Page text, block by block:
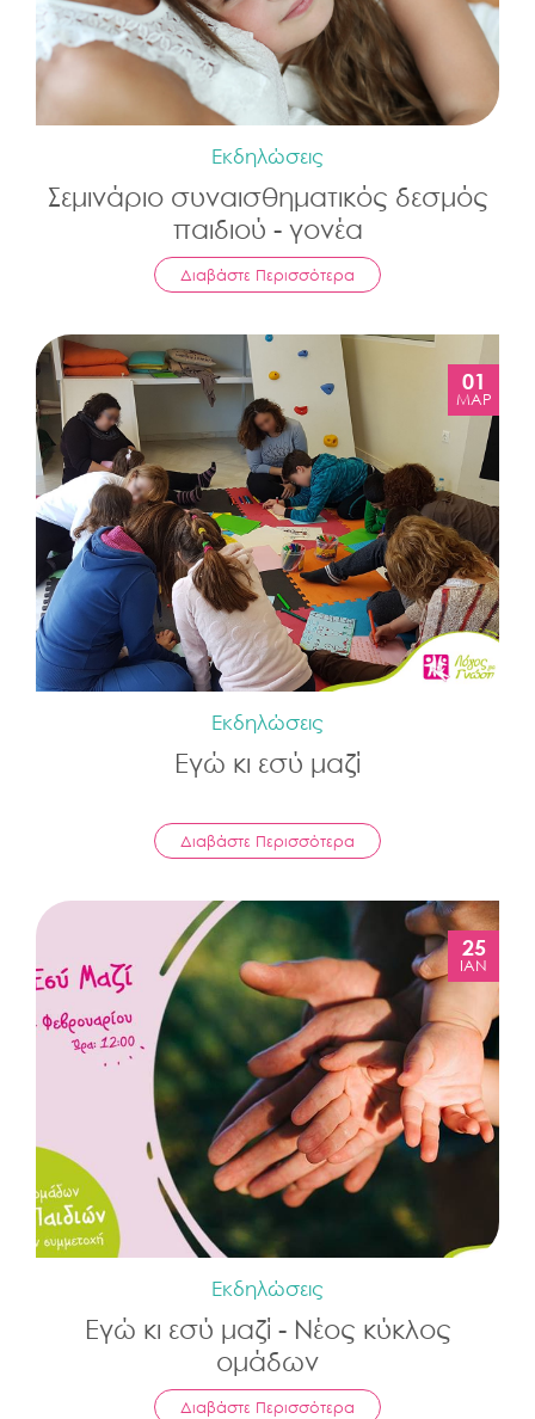
Εκδηλώσεις
Σεμινάριο συναισθηματικός δεσμός
παιδιού - γονέα
Διαβάστε Περισσότερα
01
ΜΆΡ
Εκδηλώσεις
Εγώ κι εσύ μαζί
Διαβάστε Περισσότερα
25
ΙΑΝ
Εκδηλώσεις
Εγώ κι εσύ μαζί - Νέος κύκλος
ομάδων
Διαβάστε Περισσότερα